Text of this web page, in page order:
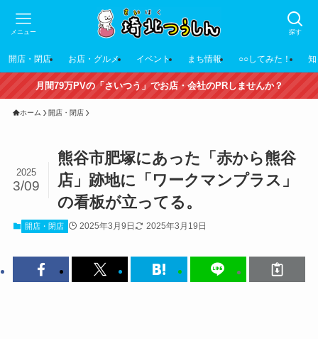
探す
メニュー
開店・閉店 お店・グルメ イベント まち情報 ○○してみた！
月間79万PVの「さいつう」でお店・会社のPRしませんか？
ホーム 開店・閉店
熊谷市肥塚にあった「赤から熊谷
店」跡地に「ワークマンプラス」
の看板が立ってる。
2025
3/09
開店・閉店 2025年3月9日 2025年3月19日